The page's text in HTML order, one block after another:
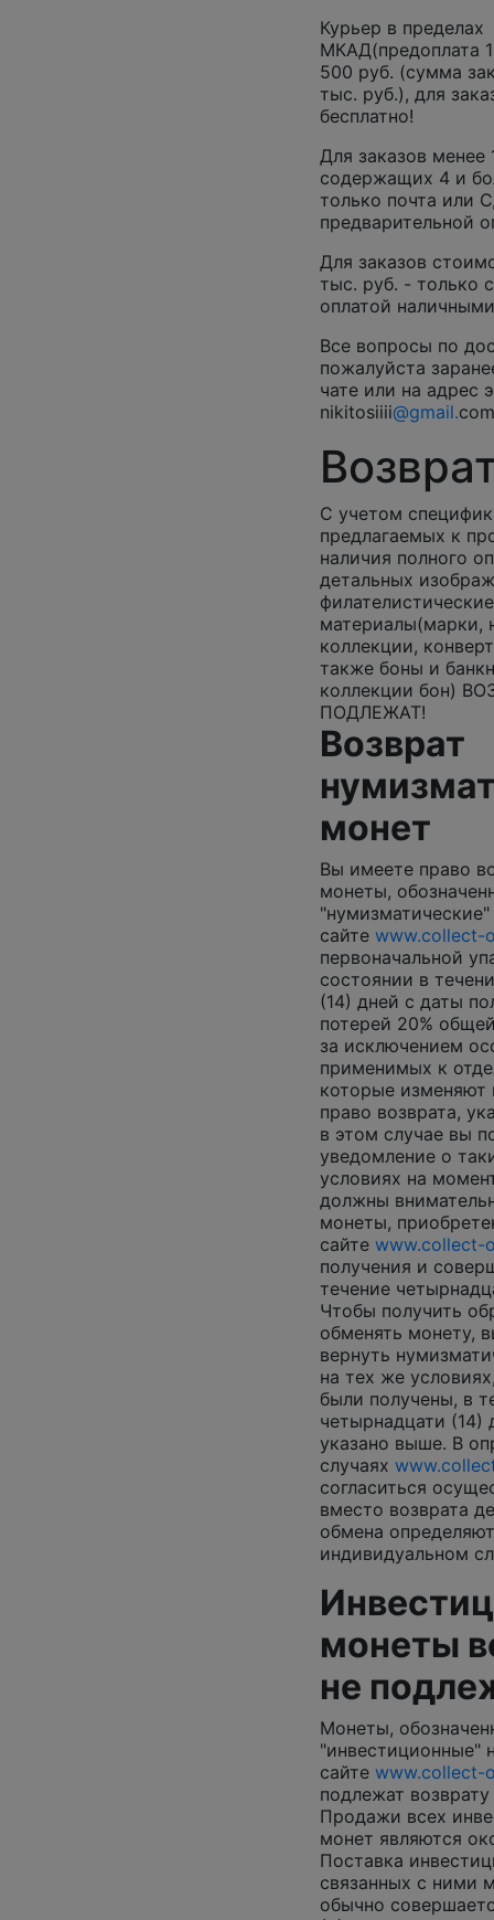
Курьер в пределах
МКАД(предоплата
500 руб. (сумма
тыс. руб.), для
бесплатно!
Для заказов менее
содержащих 4 и
только почта или
предварительной
Для заказов
тыс. руб. - только
оплатой
Все вопросы по
пожалуйста
чате или на адрес
nikitosiiii@gmail.com
С учетом
предлагаемых к
наличия полного
детальных
филателистические
материалы(марки,
коллекции,
также боны и
коллекции бон)
ПОДЛЕЖАТ!
Возврат
монет
Вы имеете право
монеты,
"нумизматические"
сайте www.collect-
первоначальной
состоянии в
(14) дней с даты
потерей 20%
за исключением
применимых к
которые изменяют
право возврата,
в этом случае вы
уведомление о
условиях на
должны
монеты,
сайте www.collect-
получения и
течение
Чтобы получить
обменять монету,
вернуть
на тех же
были получены, в
четырнадцати (14)
указано выше. В
случаях
согласиться
вместо возврата
обмена
индивидуальном
монеты
не
Монеты,
"инвестиционные"
сайте www.collect-
подлежат
Продажи всех
монет являются
Поставка
связанных с ними
обычно